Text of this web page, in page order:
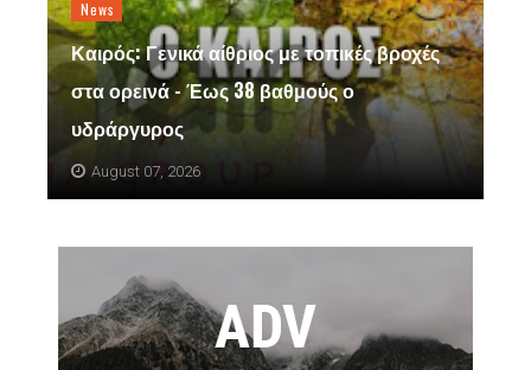
News
Καιρός: Γενικά αίθριος με τοπικές βροχές
στα ορεινά - Έως 38 βαθμούς ο
υδράργυρος
August 07, 2026